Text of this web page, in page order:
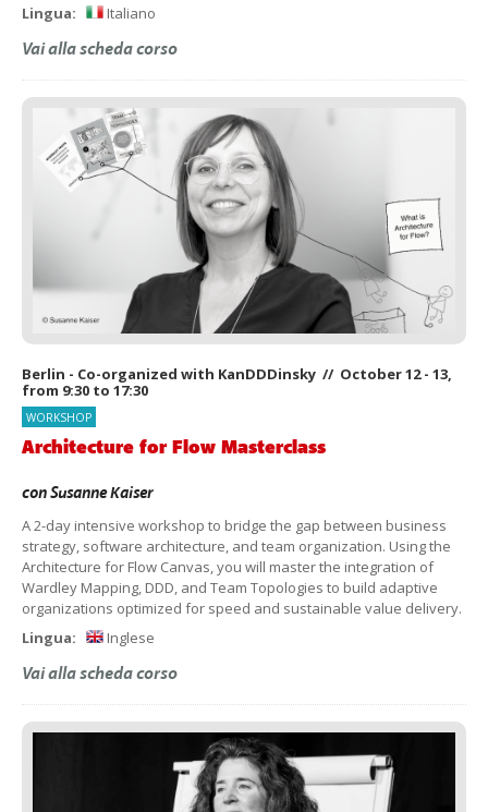
Lingua:
Italiano
Vai alla scheda corso
Berlin - Co-organized with KanDDDinsky // October 12 - 13,
from 9:30 to 17:30
WORKSHOP
Architecture for Flow Masterclass
conSusanne Kaiser
A 2-day intensive workshop to bridge the gap between business
strategy, software architecture, and team organization. Using the
Architecture for Flow Canvas, you will master the integration of
Wardley Mapping, DDD, and Team Topologies to build adaptive
organizations optimized for speed and sustainable value delivery.
Lingua:
Inglese
Vai alla scheda corso